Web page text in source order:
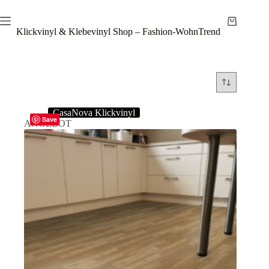
Inhalt
springenKlickvinyl & Klebevinyl Shop – Fashion-WohnTrend
Warenkorb
Save
CasaNova Klickvinyl
ANGEBOT